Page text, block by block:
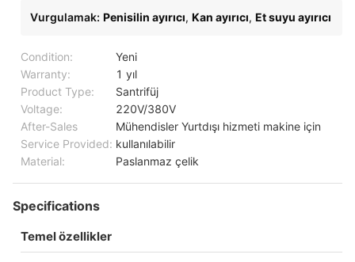
Vurgulamak: Penisilin ayırıcı, Kan ayırıcı, Et suyu ayırıcı
Condition:
Yeni
Warranty:
1 yıl
Product Type:
Santrifüj
Voltage:
220V/380V
After-Sales
Service Provided:
Mühendisler Yurtdışı hizmeti makine için
kullanılabilir
Material:
Paslanmaz çelik
Specifications
Temel özellikler